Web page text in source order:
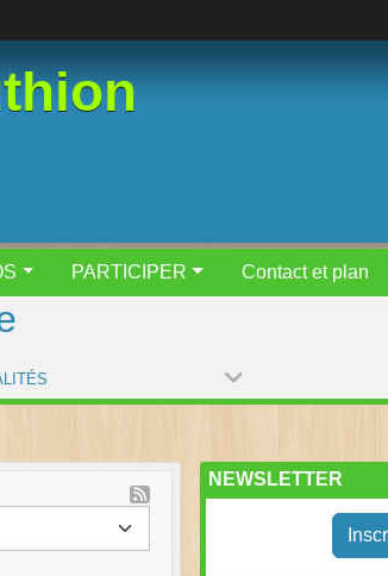
PARTICIPER Contact et plan
NEWSLETTER